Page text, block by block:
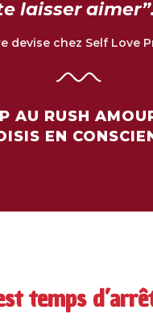
laisser
devise chez Self Love
AU RUSH
EN
temps